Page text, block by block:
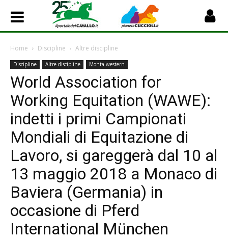
Home Discipline Altre discipline
Discipline Altre discipline Monta western
World Association for
Working Equitation (WAWE):
indetti i primi Campionati
Mondiali di Equitazione di
Lavoro, si gareggerà dal 10 al
13 maggio 2018 a Monaco di
Baviera (Germania) in
occasione di Pferd
International München